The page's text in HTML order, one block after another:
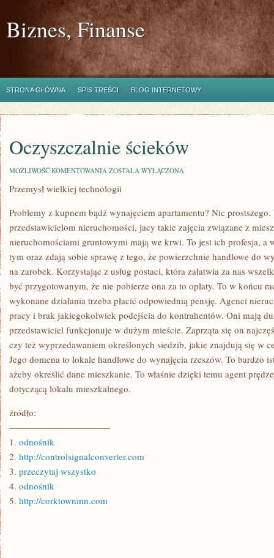
Biznes, Finanse
STRONA GŁÓWNA SPIS TREŚCI BLOG INTERNETOWY
Oczyszczalnie ścieków
MOŻLIWOŚĆ KOMENTOWANIA OCZYSZCZALNIE
ZOSTAŁA WYŁĄCZONA
Przemysł wielkiej technologii
Problemy z kupnem bądź wynajęciem apartamentu? Nic
przedstawicielom nieruchomości, jacy takie zajęcia związane z
nieruchomościami gruntowymi mają we krwi. To jest ich profesja, a
tym oraz zdają sobie sprawę z tego, że powierzchnie handlowe do
na zarobek. Korzystając z usług postaci, która załatwia za nas
być przygotowanym, że nie pobierze ona za to opłaty. To w końcu
wykonane działania trzeba płacić odpowiednią pensję. Agenci
pracy i brak jakiegokolwiek podejścia do kontrahentów. Oni mają
przedstawiciel funkcjonuje w dużym mieście. Zaprząta się on
czy też wyprzedawaniem określonych siedzib, jakie znajdują się w
Jego domena to lokale handlowe do wynajęcia rzeszów. To bardzo
ażeby określić dane mieszkanie. To właśnie dzięki temu agent
dotyczącą lokalu mieszkalnego.
źródło:
———————————
1. odnośnik
2. http://controlsignalconverter.com
3. przeczytaj wszystko
4. odnośnik
5. http://corktowninn.com